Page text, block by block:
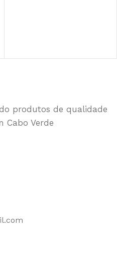
produtos de qualidade
Cabo Verde